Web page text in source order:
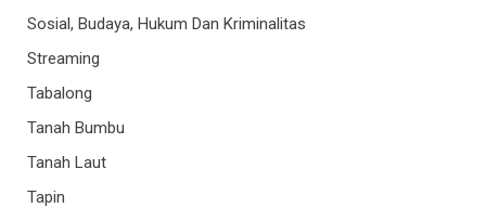
Sosial, Budaya, Hukum Dan Kriminalitas
Streaming
Tabalong
Tanah Bumbu
Tanah Laut
Tapin